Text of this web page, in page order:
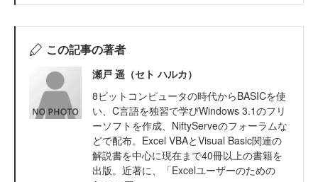
この記事の著者
瀬戸 遥（セト ハルカ）
8ビットコンピュータの時代からBASICを使
い、C言語を独習で学びWindows 3.1のフリ
ーソフトを作成、NiftyServeのフォーラムな
どで配布。Excel VBAとVisual Basic関連の
解説書を中心に現在まで40冊以上の書籍を
出版。近著に、「Excelユーザーのための